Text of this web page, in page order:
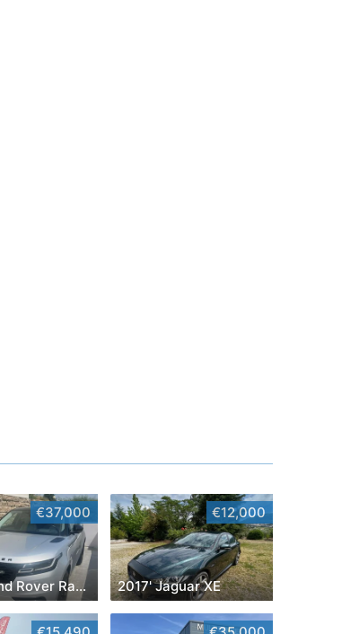
€37,000
2017' Land Rover Range Rover Velar
€12,000
2017' Jaguar XE